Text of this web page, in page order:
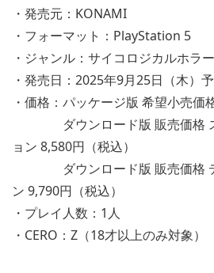
・発売元：KONAMI
・フォーマット：PlayStation 5
・ジャンル：サイコロジカルホラー
・発売日：2025年9月25日（木）
・価格：パッケージ版 希望小売価
ダウンロード版 販売価格 ス
ョン 8,580円（税込）
ダウンロード版 販売価格 デ
ン 9,790円（税込）
・プレイ人数：1人
・CERO：Z（18才以上のみ対象）